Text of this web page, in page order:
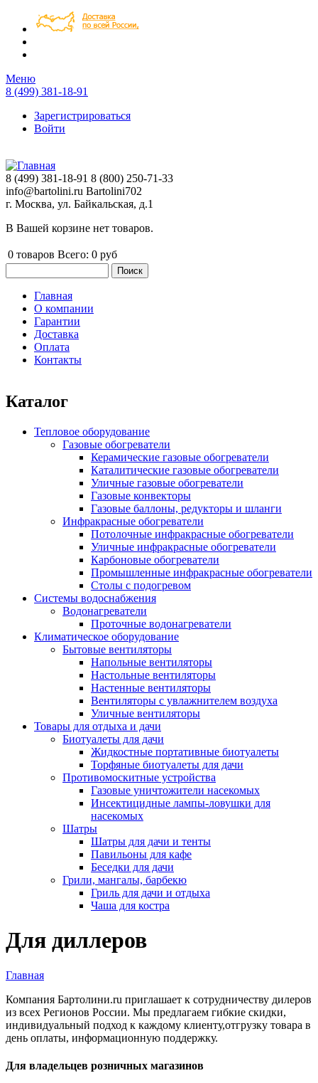
Перейти к основному содержанию
Меню
8 (499) 381-18-91
Зарегистрироваться
Войти
8 (499) 381-18-91 8 (800) 250-71-33
info@bartolini.ru Bartolini702
г. Москва, ул. Байкальская, д.1
В Вашей корзине нет товаров.
0 товаров Всего: 0 руб
Главное меню
Главная
О компании
Гарантии
Доставка
Оплата
Контакты
Каталог
Тепловое оборудование
Газовые обогреватели
Керамические газовые обогреватели
Каталитические газовые обогреватели
Уличные газовые обогреватели
Газовые конвекторы
Газовые баллоны, редукторы и шланги
Инфракрасные обогреватели
Потолочные инфракрасные обогреватели
Уличные инфракрасные обогреватели
Карбоновые обогреватели
Промышленные инфракрасные обогреватели
Столы с подогревом
Системы водоснабжения
Водонагреватели
Проточные водонагреватели
Климатическое оборудование
Бытовые вентиляторы
Напольные вентиляторы
Настольные вентиляторы
Настенные вентиляторы
Вентиляторы с увлажнителем воздуха
Уличные вентиляторы
Товары для отдыха и дачи
Биотуалеты для дачи
Жидкостные портативные биотуалеты
Торфяные биотуалеты для дачи
Противомоскитные устройства
Газовые уничтожители насекомых
Инсектицидные лампы-ловушки для
насекомых
Шатры
Шатры для дачи и тенты
Павильоны для кафе
Беседки для дачи
Грили, мангалы, барбекю
Гриль для дачи и отдыха
Чаша для костра
Для диллеров
Вы здесь
Главная
Компания Бартолини.ru приглашает к сотрудничеству дилеров
из всех Регионов России. Мы предлагаем гибкие скидки,
индивидуальный подход к каждому клиенту,отгрузку товара в
день оплаты, информационную поддержку.
Для владельцев розничных магазинов